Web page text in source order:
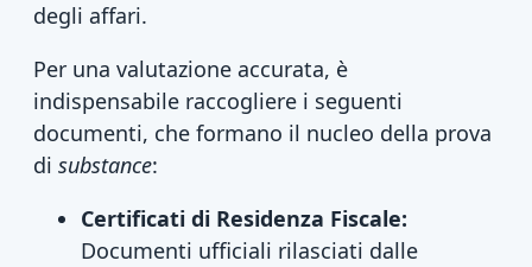
degli affari.
Per una valutazione accurata, è
indispensabile raccogliere i seguenti
documenti, che formano il nucleo della prova
di substance:
Certificati di Residenza Fiscale:
Documenti ufficiali rilasciati dalle